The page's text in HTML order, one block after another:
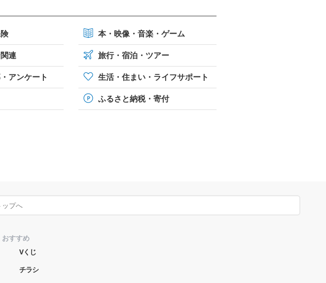
本・映像・ 音楽・ゲーム
連
旅行・宿泊・ツアー
アンケート
生活・住まい・ライフサポート
ふるさと納税・寄付
プへ
おすすめ
Vくじ
チラシ